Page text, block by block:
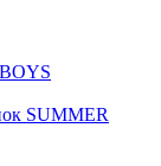
SUMMER